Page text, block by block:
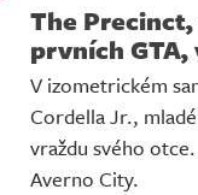
The
prvních
V izometrickém
Cordella Jr.,
vraždu svého
Averno City.